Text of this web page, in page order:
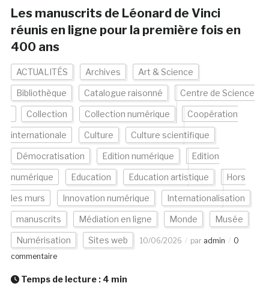
Les manuscrits de Léonard de Vinci
réunis en ligne pour la première fois en
400 ans
ACTUALITÉS Archives Art & Science
Bibliothèque Catalogue raisonné Centre de Science
Collection Collection numérique Coopération
internationale Culture Culture scientifique
Démocratisation Edition numérique Edition
numérique Education Education artistique Hors
les murs Innovation numérique Internationalisation
manuscrits Médiation en ligne Monde Musée
Numérisation Sites web 10/06/2026 par admin
0
commentaire
Temps de lecture : 4 min